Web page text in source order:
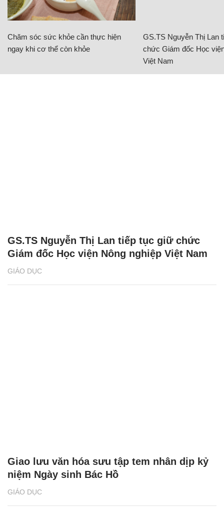
Chăm sóc sức khỏe cần thực hiện
ngay khi cơ thể còn khỏe
GS.TS Nguyễn Thị Lan
chức Giám đốc Học
Việt Nam
GIÁO DỤC
GS.TS Nguyễn Thị Lan tiếp tục giữ chức
Giám đốc Học viện Nông nghiệp Việt Nam
GIÁO DỤC
Giao lưu văn hóa sưu tập tem nhân dịp kỷ
niệm Ngày sinh Bác Hồ